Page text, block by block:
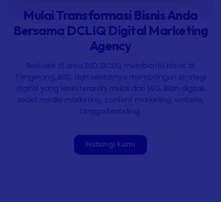
Mulai Transformasi Bisnis Anda
Bersama DCLIQ Digital Marketing
Agency
Berbasis di area BSD, DCLIQ membantu bisnis di
Tangerang, BSD, dan sekitarnya membangun strategi
digital yang lebih terarah, mulai dari SEO, iklan digital,
social media marketing, content marketing, website,
hingga branding.
Hubungi Kami